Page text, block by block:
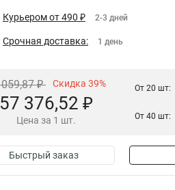
Курьером от 490 ₽ 2-3 дней
Срочная доставка: 1 день
₽ Скидка 39%
57 376,52 ₽
Цена за 1 шт.
От 20 шт:
От 40 шт:
Быстрый заказ